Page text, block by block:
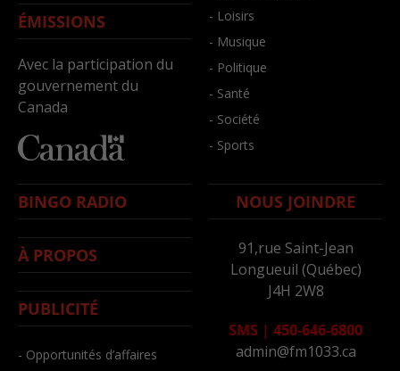
ÉMISSIONS
Avec la participation du
gouvernement du
Canada
- Loisirs
- Musique
- Politique
- Santé
- Société
- Sports
BINGO RADIO
À PROPOS
PUBLICITÉ
- Opportunités d’affaires
NOUS JOINDRE
91,rue Saint-Jean
Longueuil (Québec)
J4H 2W8
SMS | 450-646-6800
admin@fm1033.ca